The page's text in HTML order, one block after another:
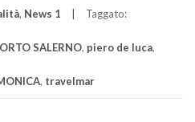
, News 1 Taggato:
SALERNO, piero de luca,
, travelmar